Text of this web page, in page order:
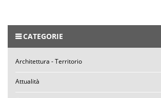
CATEGORIE
Architettura - Territorio
Attualità